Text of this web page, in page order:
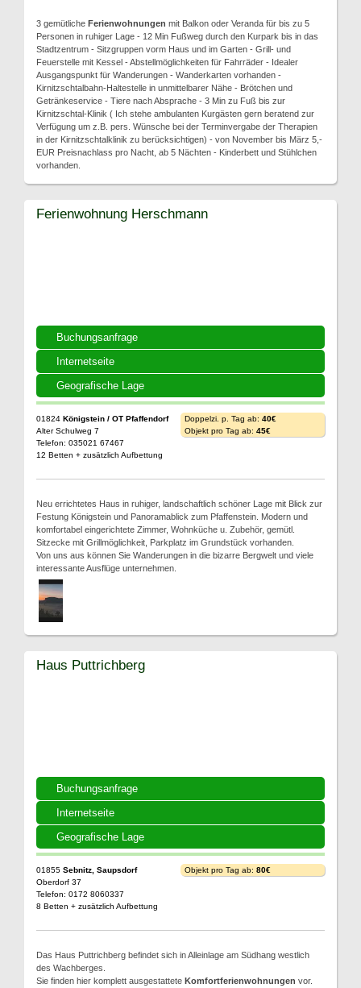
3 gemütliche Ferienwohnungen mit Balkon oder Veranda für bis zu 5
Personen in ruhiger Lage - 12 Min Fußweg durch den Kurpark bis in das
Stadtzentrum - Sitzgruppen vorm Haus und im Garten - Grill- und
Feuerstelle mit Kessel - Abstellmöglichkeiten für Fahrräder - Idealer
Ausgangspunkt für Wanderungen - Wanderkarten vorhanden -
Kirnitzschtalbahn-Haltestelle in unmittelbarer Nähe - Brötchen und
Getränkeservice - Tiere nach Absprache - 3 Min zu Fuß bis zur
Kirnitzschtal-Klinik ( Ich stehe ambulanten Kurgästen gern beratend zur
Verfügung um z.B. pers. Wünsche bei der Terminvergabe der Therapien
in der Kirnitzschtalklinik zu berücksichtigen) - von November bis März 5,-
EUR Preisnachlass pro Nacht, ab 5 Nächten - Kinderbett und Stühlchen
vorhanden.
Buchungsanfrage
Internetseite
Geografische Lage
Ferienwohnung Herschmann
01824 Königstein / OT Pfaffendorf
Alter Schulweg 7
Telefon: 035021 67467
12 Betten + zusätzlich Aufbettung
Doppelzi. p. Tag ab: 40€
Objekt pro Tag ab: 45€
Neu errichtetes Haus in ruhiger, landschaftlich schöner Lage mit Blick zur
Festung Königstein und Panoramablick zum Pfaffenstein. Modern und
komfortabel eingerichtete Zimmer, Wohnküche u. Zubehör, gemütl.
Sitzecke mit Grillmöglichkeit, Parkplatz im Grundstück vorhanden.
Von uns aus können Sie Wanderungen in die bizarre Bergwelt und viele
interessante Ausflüge unternehmen.
Buchungsanfrage
Internetseite
Geografische Lage
Haus Puttrichberg
01855 Sebnitz, Saupsdorf
Oberdorf 37
Telefon: 0172 8060337
8 Betten + zusätzlich Aufbettung
Objekt pro Tag ab: 80€
Das Haus Puttrichberg befindet sich in Alleinlage am Südhang westlich
des Wachberges.
Sie finden hier komplett ausgestattete Komfortferienwohnungen vor.